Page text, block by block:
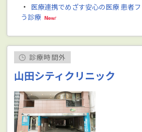
・ 医療連携でめざす安心の医療 患者
う診療
診療時間外
山田シティクリニック